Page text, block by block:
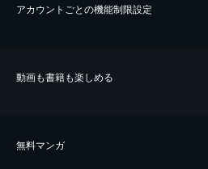
アカウントごとの機能制限設定
動画も書籍も楽しめる
無料マンガ